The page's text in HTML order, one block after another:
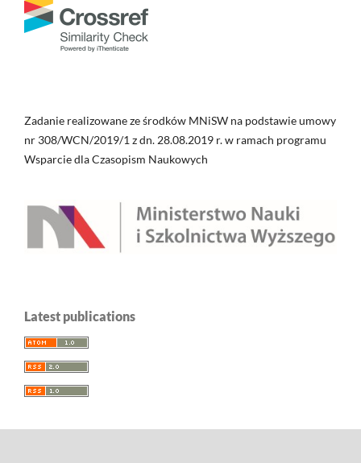
Zadanie realizowane ze środków MNiSW na podstawie umowy
nr 308/WCN/2019/1 z dn. 28.08.2019 r. w ramach programu
Wsparcie dla Czasopism Naukowych
Latest publications